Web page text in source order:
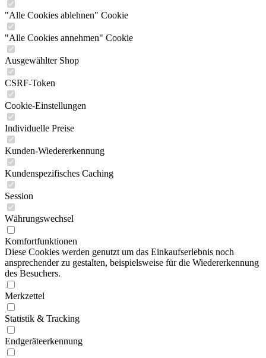
"Alle Cookies ablehnen" Cookie
"Alle Cookies annehmen" Cookie
Ausgewählter Shop
CSRF-Token
Cookie-Einstellungen
Individuelle Preise
Kunden-Wiedererkennung
Kundenspezifisches Caching
Session
Währungswechsel
Komfortfunktionen
Diese Cookies werden genutzt um das Einkaufserlebnis noch
ansprechender zu gestalten, beispielsweise für die Wiedererkennung
des Besuchers.
Merkzettel
Statistik & Tracking
Endgeräteerkennung